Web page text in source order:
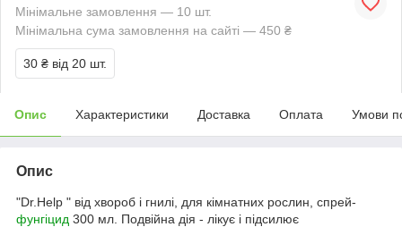
Мінімальне замовлення — 10 шт.
Мінімальна сума замовлення на сайті — 450 ₴
30 ₴ від 20 шт.
Опис Характеристики Доставка Оплата Умови
Опис
"Dr.Help " від хвороб і гнилі, для кімнатних рослин, спрей-
фунгіцид 300 мл. Подвійна дія - лікує і підсилює